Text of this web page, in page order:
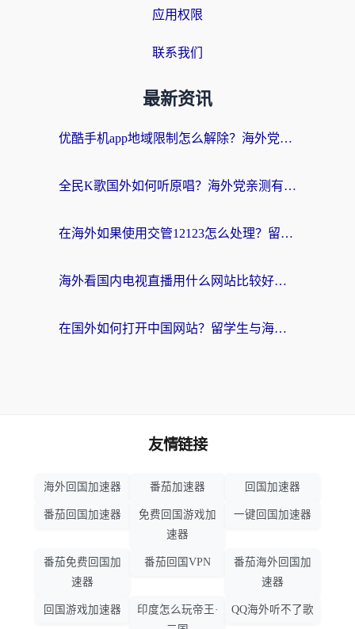
应用权限
联系我们
最新资讯
优酷手机app地域限制怎么解除？海外党亲测有效的追剧方案
全民K歌国外如何听原唱？海外党亲测有效的回国加速器选择指南
在海外如果使用交管12123怎么处理？留学生亲测有效的回国加速方案
海外看国内电视直播用什么网站比较好？一篇解决你所有追剧难题的实用指南
在国外如何打开中国网站？留学生与海外华人的无缝访问指南
友情链接
海外回国加速器 番茄加速器 回国加速器
番茄回国加速器
免费回国游戏加
速器
一键回国加速器
番茄免费回国加
速器
番茄回国VPN
番茄海外回国加
速器
回国游戏加速器
印度怎么玩帝王·
QQ海外听不了歌